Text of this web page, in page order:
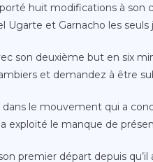
huit modifications à son
Ugarte et Garnacho les seuls
son deuxième but en six
et demandez à être
dans le mouvement qui a
exploité le manque de
premier départ depuis